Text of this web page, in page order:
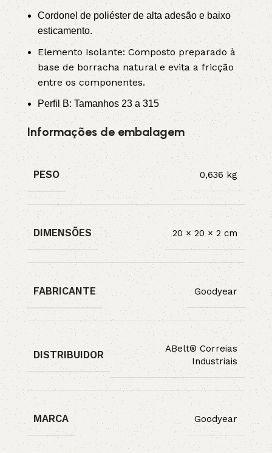
Cordonel de poliéster de alta adesão e baixo
esticamento.
Elemento Isolante: Composto preparado à
base de borracha natural e evita a fricção
entre os componentes.
Perfil B: Tamanhos 23 a 315
Informações de embalagem
PESO 0,636 kg
DIMENSÕES 20 × 20 × 2 cm
FABRICANTE Goodyear
DISTRIBUIDOR
ABelt® Correias
Industriais
MARCA Goodyear